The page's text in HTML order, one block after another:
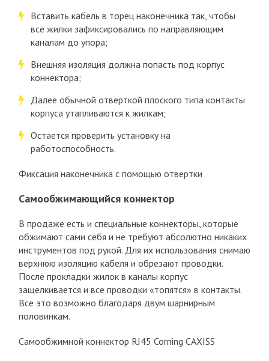
Вставить кабель в торец наконечника так, чтобы
все жилки зафиксировались по направляющим
каналам до упора;
Внешняя изоляция должна попасть под корпус
коннектора;
Далее обычной отверткой плоского типа контакты
корпуса утапливаются к жилкам;
Остается проверить установку на
работоспособность.
Фиксация наконечника с помощью отвертки
Самообжимающийся коннектор
В продаже есть и специальные коннекторы, которые
обжимают сами себя и не требуют абсолютно никаких
инструментов под рукой. Для их использования снимаю
верхнюю изоляцию кабеля и обрезают проводки.
После прокладки жилок в каналы корпус
защелкивается и все проводки «топятся» в контакты.
Все это возможно благодаря двум шарнирным
половинкам.
Самообжимной коннектор RJ45 Corning CAXISS